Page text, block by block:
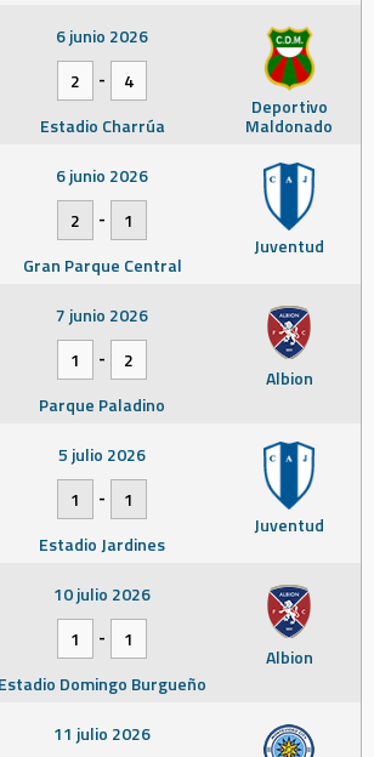
Deportivo
Maldonado
6 junio 2026
2
-
4
Estadio Charrúa
Juventud
6 junio 2026
2
-
1
Gran Parque Central
Albion
7 junio 2026
1
-
2
Parque Paladino
Juventud
5 julio 2026
1
-
1
Estadio Jardines
Albion
10 julio 2026
1
-
1
Estadio Domingo Burgueño
11 julio 2026